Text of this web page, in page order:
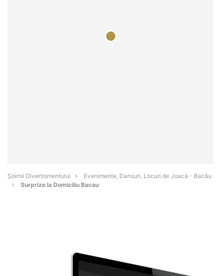
Şoimii Divertismentului
Evenimente, Dansuri, Locuri de Joacă - Bacău
Surprize la Domiciliu Bacau